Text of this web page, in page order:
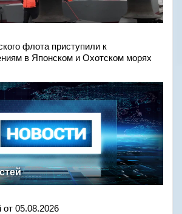
флота приступили к
в Японском и Охотском морях
от 05.08.2026